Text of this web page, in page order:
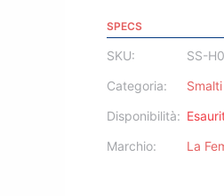
SPECS
SKU:
SS-
Categoria:
Disponibilità:
Marchio:
La